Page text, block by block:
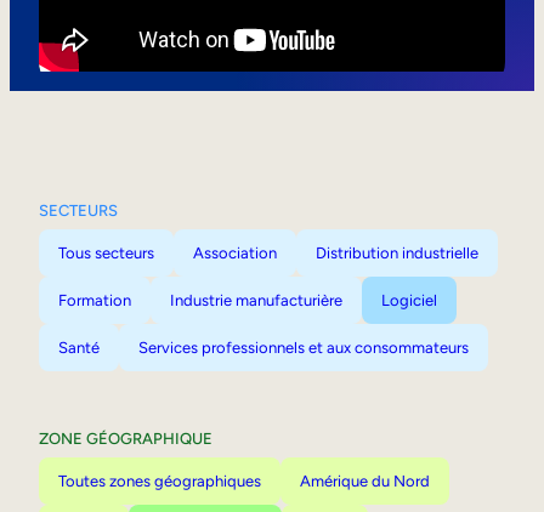
SECTEURS
Tous secteurs Association Distribution industrielle
Formation Industrie manufacturière Logiciel
Santé Services professionnels et aux consommateurs
ZONE GÉOGRAPHIQUE
Toutes zones géographiques Amérique du Nord